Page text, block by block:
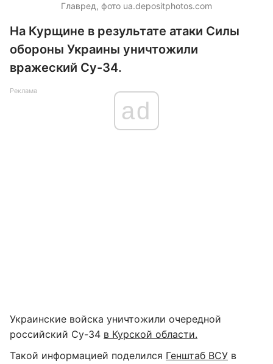
Главред, фото ua.depositphotos.com
На Курщине в результате атаки Силы
обороны Украины уничтожили
вражеский Су-34.
Реклама
ad
Украинские войска уничтожили очередной
российский Су-34 в Курской области.
Такой информацией поделился Генштаб ВСУ в